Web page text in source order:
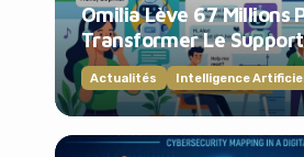
Omilia Lève 67 Millions
Transformer Le
Actualités Intelligence